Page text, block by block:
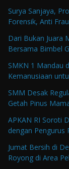
Surya Sanjaya,
Forensik, Anti
Dari Bukan Juara
Bersama Bimbel
SMKN 1 Mandau
Kemanusiaan
SMM Desak
Getah Pinus
APKAN RI Soroti
dengan Pengurus
Jumat Bersih di
Royong di Area